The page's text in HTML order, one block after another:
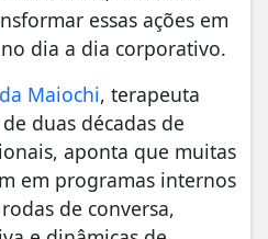
essas ações em
dia a dia corporativo.
Maiochi, terapeuta
duas décadas de
aponta que muitas
em programas internos
de conversa,